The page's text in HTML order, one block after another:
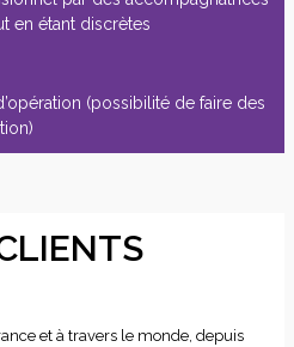
en étant discrètes
(possibilité de faire des
et à travers le monde, depuis